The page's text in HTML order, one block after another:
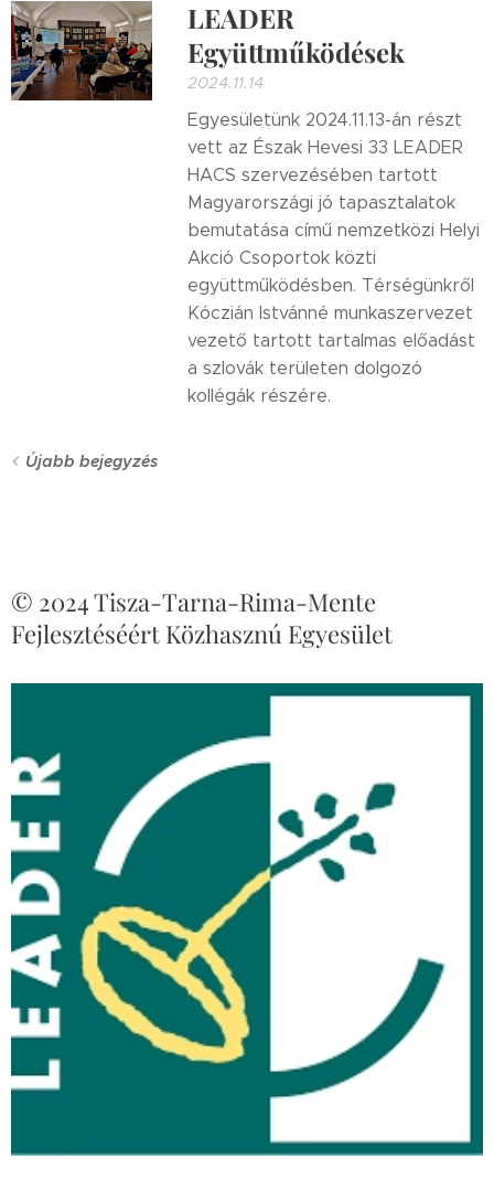
LEADER
Együttműködések
2024.11.14
Egyesületünk 2024.11.13-án részt
vett az Észak Hevesi 33 LEADER
HACS szervezésében tartott
Magyarországi jó tapasztalatok
bemutatása című nemzetközi Helyi
Akció Csoportok közti
együttműködésben. Térségünkről
Kóczián Istvánné munkaszervezet
vezető tartott tartalmas előadást
a szlovák területen dolgozó
kollégák részére.
Újabb bejegyzés
© 2024 Tisza-Tarna-Rima-Mente
Fejlesztéséért Közhasznú Egyesület